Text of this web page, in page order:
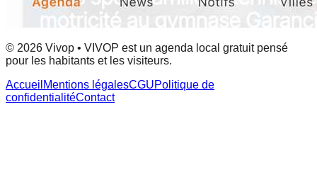
© 2026 Vivop • VIVOP est un agenda local gratuit pensé
pour les habitants et les visiteurs.
Accueil Mentions légalesCGUPolitique de
confidentialitéContact